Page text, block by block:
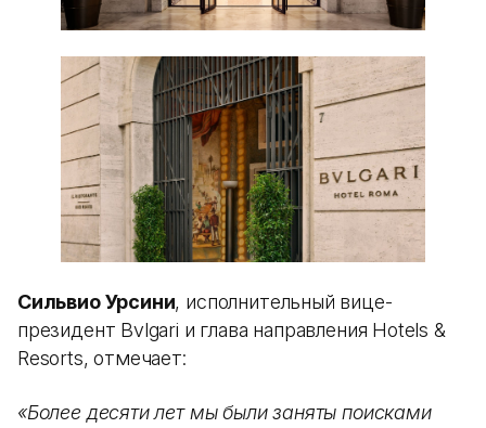
Сильвио Урсини, исполнительный вице-
президент Bvlgari и глава направления Hotels &
Resorts, отмечает:
«Более десяти лет мы были заняты поисками